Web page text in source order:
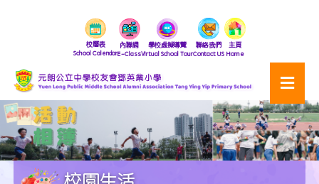
校曆表
School Calendar
內聯網
E-Class
學校虛擬導覽
Virtual School Tour
聯絡我們
Contact US
主頁
Home